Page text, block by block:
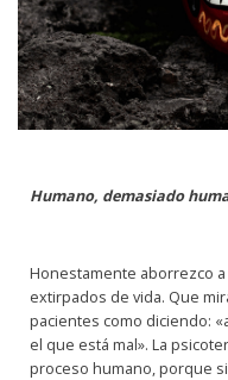
Humano, demasiado
Honestamente aborrezco
extirpados de vida. Que
pacientes como diciendo:
el que está mal». La
proceso humano, porque